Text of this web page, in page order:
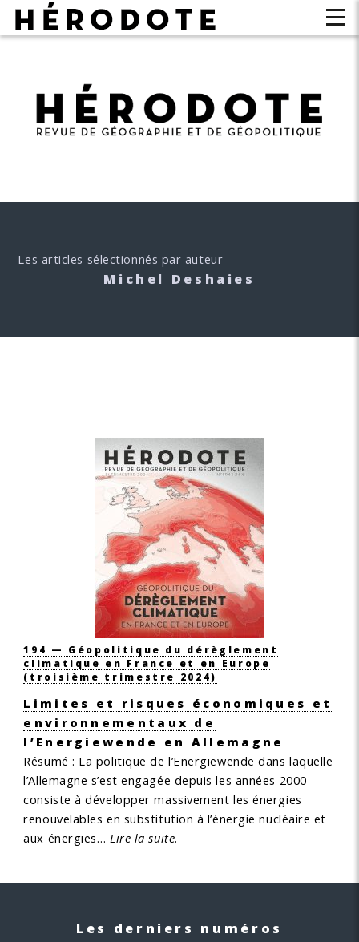
Les articles sélectionnés par auteur
Michel Deshaies
194 — Géopolitique du dérèglement
climatique en France et en Europe
(troisième trimestre 2024)
Limites et risques économiques et
environnementaux de
l’Energiewende en Allemagne
Résumé : La politique de l’Energiewende dans laquelle
l’Allemagne s’est engagée depuis les années 2000
consiste à développer massivement les énergies
renouvelables en substitution à l’énergie nucléaire et
aux énergies…Lire la suite.
Les derniers numéros